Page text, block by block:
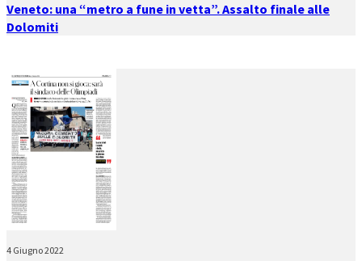
Veneto: una “metro a fune in vetta”. Assalto finale alle
Dolomiti
4 Giugno 2022